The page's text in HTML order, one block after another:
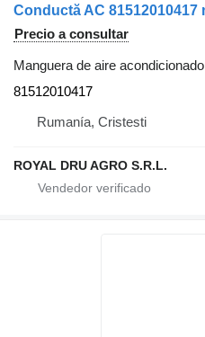
Precio a consultar
Manguera de aire acondicionado
81512010417
Rumanía, Cristesti
ROYAL DRU AGRO S.R.L.